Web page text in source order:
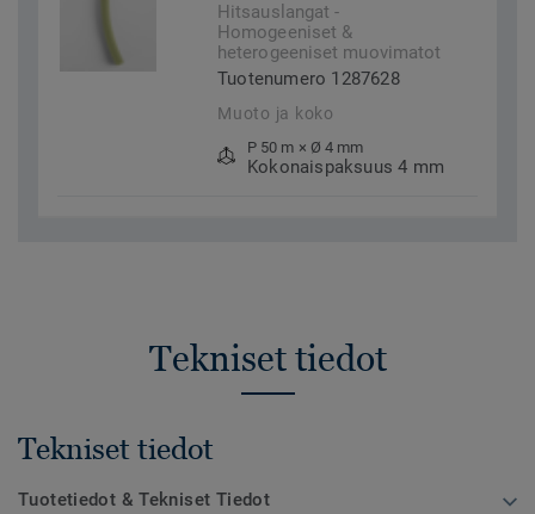
Hitsauslangat -
Homogeeniset &
heterogeeniset muovimatot
Tuotenumero 1287628
Muoto ja koko
P 50 m × Ø 4 mm
Kokonaispaksuus 4 mm
Tekniset tiedot
Tekniset tiedot
Tuotetiedot & Tekniset Tiedot